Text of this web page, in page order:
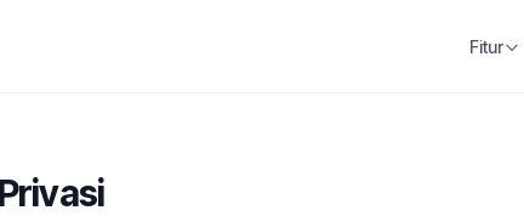
Fitur